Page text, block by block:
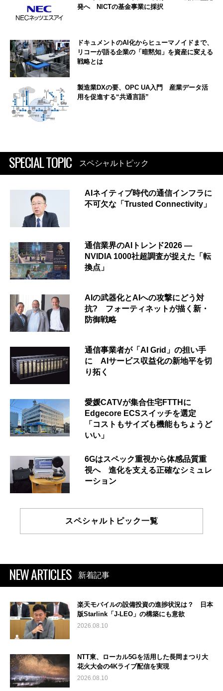
発へ NICTの基金事業に採択
ドキュメントのAI化からヒューマノイドまで、
リコーが語る企業の「暗黙知」を資産に変える
戦略とは
製造業DXの要、OPC UA入門 産業データ活
用を促進する“共通言語”
SPECIAL TOPIC スペシャルトピック
AIネイティブ時代の通信インフラに
不可欠な「Trusted Connectivity」
通信業界のAIトレンド2026 ―
NVIDIA 1000社超調査が捉えた「転
換点」
AIの武器化とAIへの攻撃にどう対
抗? フォーティネットが描く新・
防御戦略
通信事業者が「AI Grid」の担い手
に AIサービス収益化の新地平を切
り拓く
愛媛CATVが集合住宅FTTHに
Edgecore ECSスイッチを選定
「コストもサイズも機能もちょうど
いい」
6Gはスペック重視から体感品質重
視へ 進化を支える正確なシミュレ
ーション
スペシャルトピック一覧
NEW ARTICLES 新着記事
楽天モバイルの設備投資の進捗状況は？ 日本
版Starlink「J-LEO」の構築にも意欲
2026.08.10
NTT東、ローカル5Gを活用した長岡まつり大
花火大会の4Kライブ配信を実現
2026.08.10